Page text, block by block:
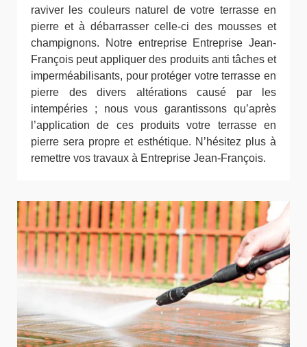
raviver les couleurs naturel de votre terrasse en
pierre et à débarrasser celle-ci des mousses et
champignons. Notre entreprise Entreprise Jean-
François peut appliquer des produits anti tâches et
imperméabilisants, pour protéger votre terrasse en
pierre des divers altérations causé par les
intempéries ; nous vous garantissons qu’après
l’application de ces produits votre terrasse en
pierre sera propre et esthétique. N’hésitez plus à
remettre vos travaux à Entreprise Jean-François.